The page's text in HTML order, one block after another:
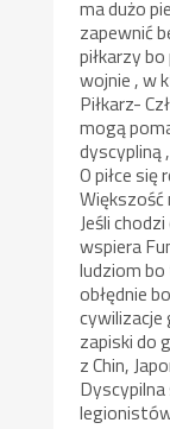
ma dużo
zapewnić
piłkarzy
wojnie , w
Piłkarz-
mogą
dyscypliną
O piłce
Większość
Jeśli
wspiera
ludziom
obłędnie
cywilizacje
zapiski do
z Chin,